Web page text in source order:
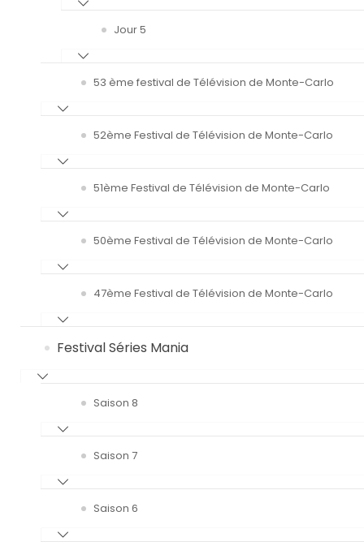
Jour 5
53 ème festival de Télévision de Monte-Carlo
52ème Festival de Télévision de Monte-Carlo
51ème Festival de Télévision de Monte-Carlo
50ème Festival de Télévision de Monte-Carlo
47ème Festival de Télévision de Monte-Carlo
Festival Séries Mania
Saison 8
Saison 7
Saison 6